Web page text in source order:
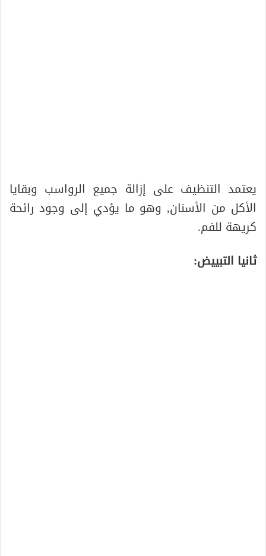
يعتمد التنظيف على إزالة جميع الرواسب وبقايا
الأكل من الأسنان, وهو ما يؤدي إلى وجود رائحة
كريهة للفم.
ثانيا التبييض: